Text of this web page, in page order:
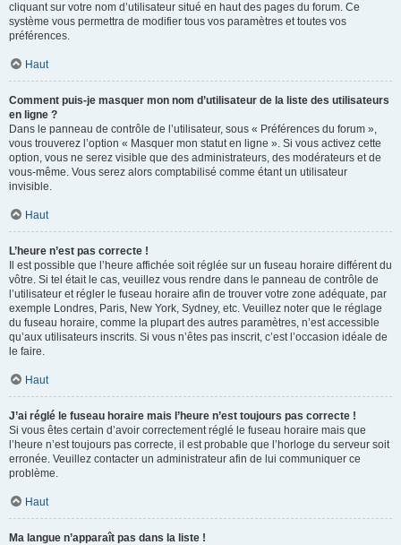
cliquant sur votre nom d’utilisateur situé en haut des pages du forum. Ce
système vous permettra de modifier tous vos paramètres et toutes vos
préférences.
Haut
Comment puis-je masquer mon nom d’utilisateur de la liste des utilisateurs
en ligne ?
Dans le panneau de contrôle de l’utilisateur, sous « Préférences du forum »,
vous trouverez l’option « Masquer mon statut en ligne ». Si vous activez cette
option, vous ne serez visible que des administrateurs, des modérateurs et de
vous-même. Vous serez alors comptabilisé comme étant un utilisateur
invisible.
Haut
L’heure n’est pas correcte !
Il est possible que l’heure affichée soit réglée sur un fuseau horaire différent du
vôtre. Si tel était le cas, veuillez vous rendre dans le panneau de contrôle de
l’utilisateur et régler le fuseau horaire afin de trouver votre zone adéquate, par
exemple Londres, Paris, New York, Sydney, etc. Veuillez noter que le réglage
du fuseau horaire, comme la plupart des autres paramètres, n’est accessible
qu’aux utilisateurs inscrits. Si vous n’êtes pas inscrit, c’est l’occasion idéale de
le faire.
Haut
J’ai réglé le fuseau horaire mais l’heure n’est toujours pas correcte !
Si vous êtes certain d’avoir correctement réglé le fuseau horaire mais que
l’heure n’est toujours pas correcte, il est probable que l’horloge du serveur soit
erronée. Veuillez contacter un administrateur afin de lui communiquer ce
problème.
Haut
Ma langue n’apparaît pas dans la liste !